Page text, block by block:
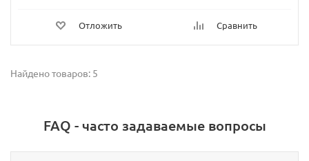
Отложить Сравнить
Найдено товаров: 5
FAQ - часто задаваемые вопросы